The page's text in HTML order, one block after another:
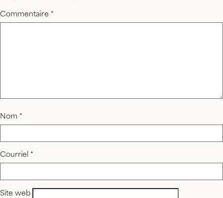
Commentaire *
Nom *
Courriel *
Site web